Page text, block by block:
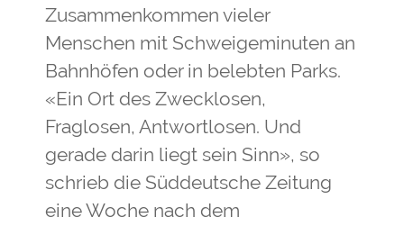
Zusammenkommen vieler
Menschen mit Schweigeminuten an
Bahnhöfen oder in belebten Parks.
«Ein Ort des Zwecklosen,
Fraglosen, Antwortlosen. Und
gerade darin liegt sein Sinn», so
schrieb die Süddeutsche Zeitung
eine Woche nach dem